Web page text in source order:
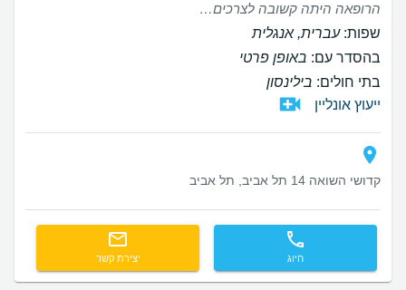
הרופאה היתה קשובה לצרכים שלי, היתה מסבירת פנים וסבלנית לשאלות שנשאלו. ממליצה בחום.
שפות:עברית, אנגלית
בהסדר עם: באופן פרטי
בתי חולים: בילינסון
ייעוץ אונליין
קדושי השואה 14 תל אביב, תל אביב
חיוג יצירת קשר